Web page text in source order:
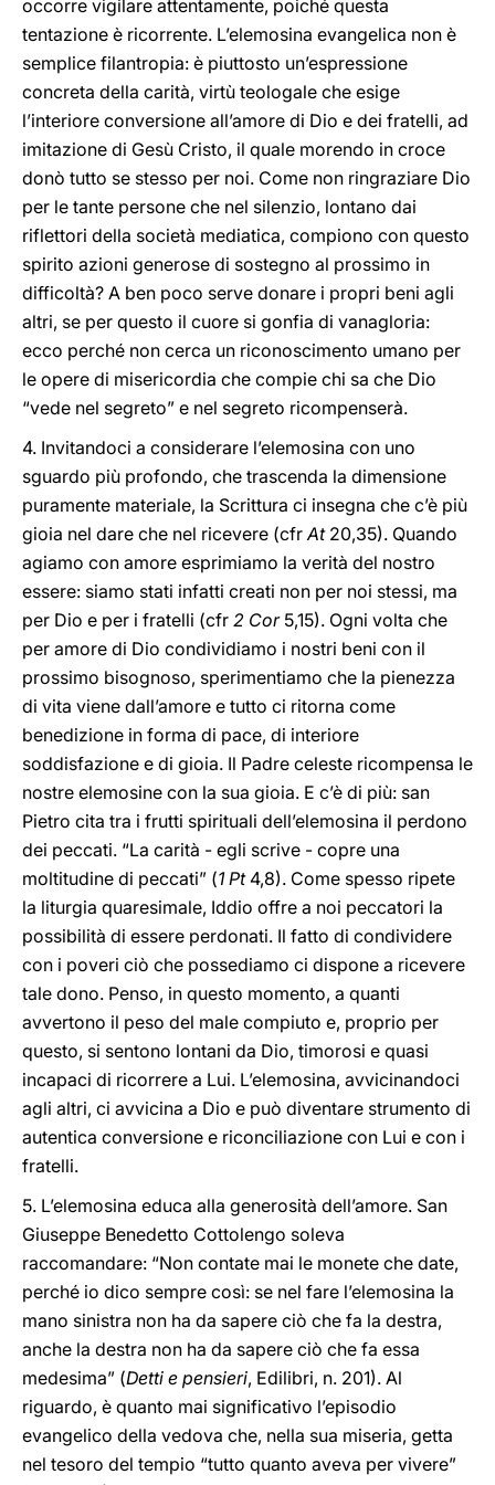
occorre vigilare attentamente, poiché questa
tentazione è ricorrente. L’elemosina evangelica non è
semplice filantropia: è piuttosto un’espressione
concreta della carità, virtù teologale che esige
l’interiore conversione all’amore di Dio e dei fratelli, ad
imitazione di Gesù Cristo, il quale morendo in croce
donò tutto se stesso per noi. Come non ringraziare Dio
per le tante persone che nel silenzio, lontano dai
riflettori della società mediatica, compiono con questo
spirito azioni generose di sostegno al prossimo in
difficoltà? A ben poco serve donare i propri beni agli
altri, se per questo il cuore si gonfia di vanagloria:
ecco perché non cerca un riconoscimento umano per
le opere di misericordia che compie chi sa che Dio
“vede nel segreto” e nel segreto ricompenserà.
4. Invitandoci a considerare l’elemosina con uno
sguardo più profondo, che trascenda la dimensione
puramente materiale, la Scrittura ci insegna che c’è più
gioia nel dare che nel ricevere (cfrAt20,35). Quando
agiamo con amore esprimiamo la verità del nostro
essere: siamo stati infatti creati non per noi stessi, ma
per Dio e per i fratelli (cfr 2 Cor5,15). Ogni volta che
per amore di Dio condividiamo i nostri beni con il
prossimo bisognoso, sperimentiamo che la pienezza
di vita viene dall’amore e tutto ci ritorna come
benedizione in forma di pace, di interiore
soddisfazione e di gioia. Il Padre celeste ricompensa le
nostre elemosine con la sua gioia. E c’è di più: san
Pietro cita tra i frutti spirituali dell’elemosina il perdono
dei peccati. “La carità - egli scrive - copre una
moltitudine di peccati” (1 Pt4,8). Come spesso ripete
la liturgia quaresimale, Iddio offre a noi peccatori la
possibilità di essere perdonati. Il fatto di condividere
con i poveri ciò che possediamo ci dispone a ricevere
tale dono. Penso, in questo momento, a quanti
avvertono il peso del male compiuto e, proprio per
questo, si sentono lontani da Dio, timorosi e quasi
incapaci di ricorrere a Lui. L’elemosina, avvicinandoci
agli altri, ci avvicina a Dio e può diventare strumento di
autentica conversione e riconciliazione con Lui e con i
fratelli.
5. L’elemosina educa alla generosità dell’amore. San
Giuseppe Benedetto Cottolengo soleva
raccomandare: “Non contate mai le monete che date,
perché io dico sempre così: se nel fare l’elemosina la
mano sinistra non ha da sapere ciò che fa la destra,
anche la destra non ha da sapere ciò che fa essa
medesima” (Detti e pensieri, Edilibri, n. 201). Al
riguardo, è quanto mai significativo l’episodio
evangelico della vedova che, nella sua miseria, getta
nel tesoro del tempio “tutto quanto aveva per vivere”